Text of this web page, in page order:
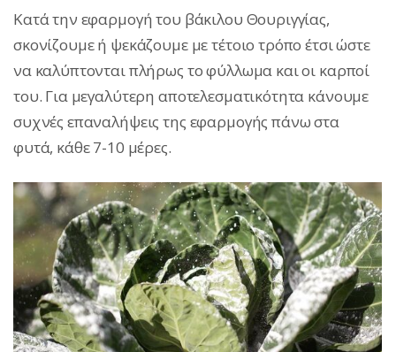
Κατά την εφαρμογή του βάκιλου Θουριγγίας,
σκονίζουμε ή ψεκάζουμε με τέτοιο τρόπο έτσι ώστε
να καλύπτονται πλήρως το φύλλωμα και οι καρποί
του. Για μεγαλύτερη αποτελεσματικότητα κάνουμε
συχνές επαναλήψεις της εφαρμογής πάνω στα
φυτά, κάθε 7-10 μέρες.